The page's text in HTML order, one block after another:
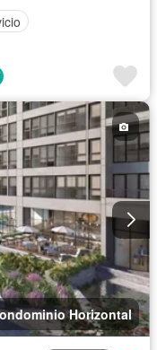
Horizontal